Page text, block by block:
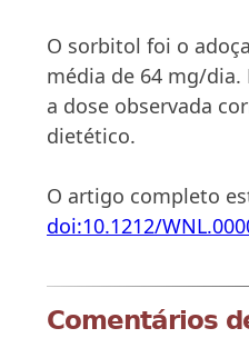
O sorbitol foi o
média de 64 mg/dia.
a dose observada
dietético.
O artigo completo
doi:10.1212/
Comentários